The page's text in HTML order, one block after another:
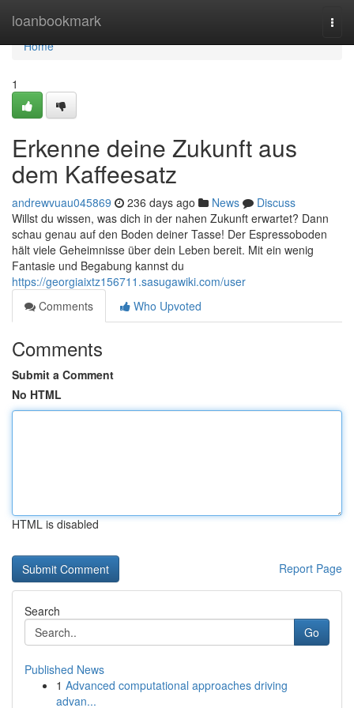
loanbookmark
Home
Home
1
Erkenne deine Zukunft aus
dem Kaffeesatz
andrewvuau045869 236 days ago News
Discuss
Willst du wissen, was dich in der nahen Zukunft erwartet? Dann
schau genau auf den Boden deiner Tasse! Der Espressoboden
hält viele Geheimnisse über dein Leben bereit. Mit ein wenig
Fantasie und Begabung kannst du
https://georgiaixtz156711.sasugawiki.com/user
Comments
Who Upvoted
Comments
Submit a Comment
No HTML
HTML is disabled
Report Page
Search
Go
Published News
1 Advanced computational approaches driving
advan...